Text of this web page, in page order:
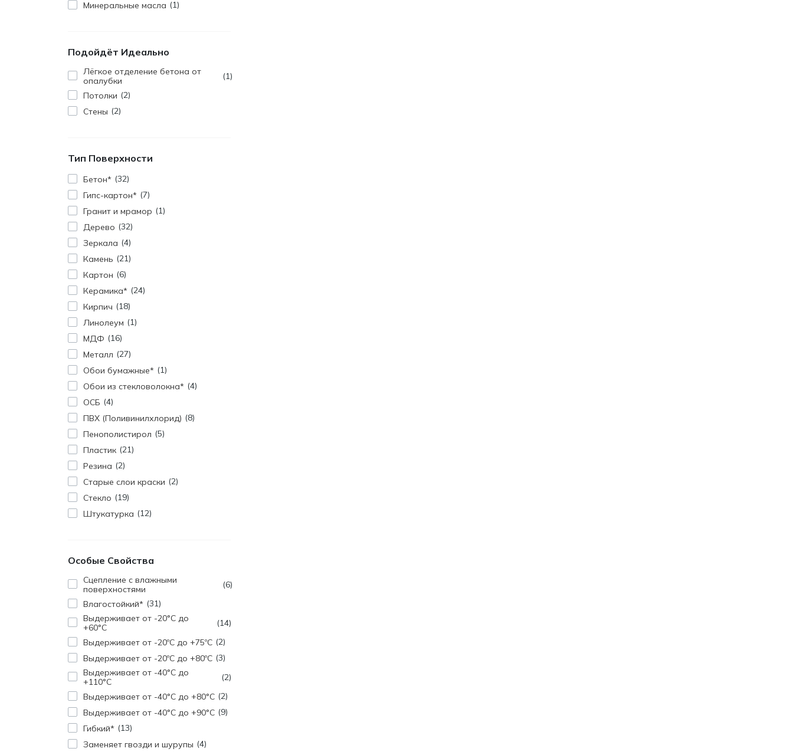
Минеральные масла
1
Подойдёт Идеально
Лёгкое отделение бетона от
опалубки
1
Потолки
2
Стены
2
Тип Поверхности
Бетон*
32
Гипс-картон*
7
Гранит и мрамор
1
Дерево
32
Зеркала
4
Камень
21
Картон
6
Керамика*
24
Кирпич
18
Линолеум
1
МДФ
16
Металл
27
Обои бумажные*
1
Обои из стекловолокна*
4
ОСБ
4
ПВХ (Поливинилхлорид)
8
Пенополистирол
5
Пластик 21
Резина
2
Старые слои краски
2
Стекло
19
Штукатурка
12
Особые Свойства
Cцепление с влажными
поверхностями
6
Влагостойкий*
31
Выдерживает от -20°C до
+60°C
14
Выдерживает от -20ºC до +75ºC 2
Выдерживает от -20ºC до +80ºC 3
Выдерживает от -40°C до
+110°C
2
Выдерживает от -40°C до +80°C 2
Выдерживает от -40°C до +90°C
9
Гибкий*
13
Заменяет гвозди и шурупы
4